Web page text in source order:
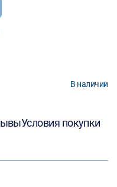
В наличии
Условия покупки